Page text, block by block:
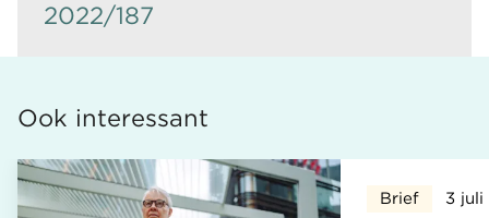
2022/187
Ook interessant
Brief 3 juli